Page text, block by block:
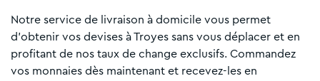
Notre service de livraison à domicile vous permet
d'obtenir vos devises à Troyes sans vous déplacer et en
profitant de nos taux de change exclusifs. Commandez
vos monnaies dès maintenant et recevez-les en